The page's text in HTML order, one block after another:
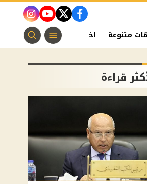
facebook
twitter
youtube
instagram
متنوعة اخبار الفن منوعات مسيحية
قراءة